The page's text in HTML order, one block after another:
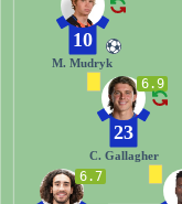
6.7
6.9
23
C. Gallagher
10
M. Mudryk